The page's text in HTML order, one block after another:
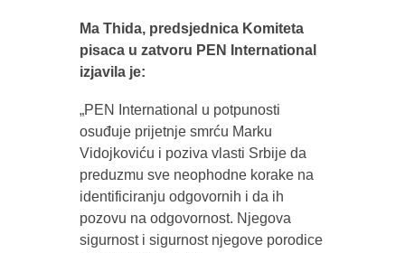
Ma Thida, predsjednica Komiteta
pisaca u zatvoru PEN International
izjavila je:
„PEN International u potpunosti
osuđuje prijetnje smrću Marku
Vidojkoviću i poziva vlasti Srbije da
preduzmu sve neophodne korake na
identificiranju odgovornih i da ih
pozovu na odgovornost. Njegova
sigurnost i sigurnost njegove porodice